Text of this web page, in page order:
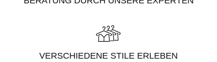
VERSCHIEDENE STILE ERLEBEN